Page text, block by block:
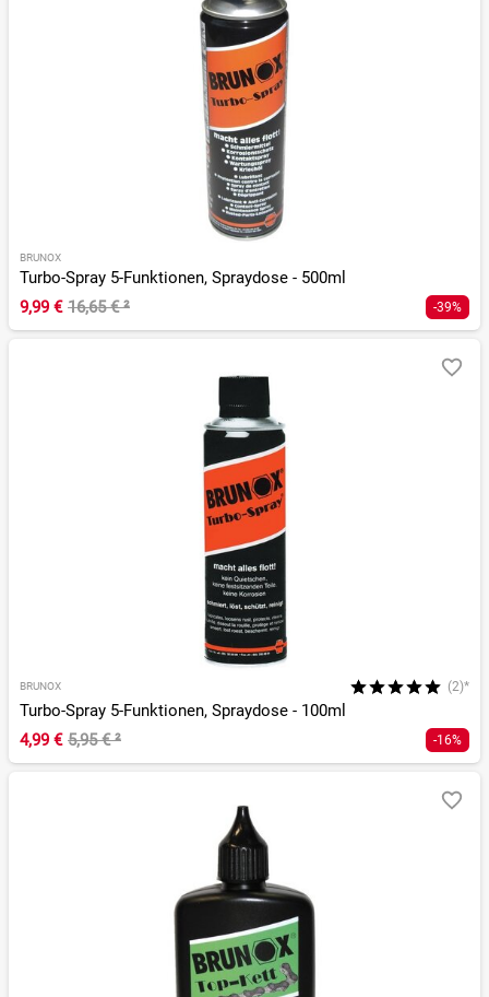
BRUNOX
Turbo-Spray 5-Funktionen, Spraydose - 500ml
9,99 € 16,65 €² -39%
BRUNOX (2)*
Turbo-Spray 5-Funktionen, Spraydose - 100ml
4,99 € 5,95 €² -16%